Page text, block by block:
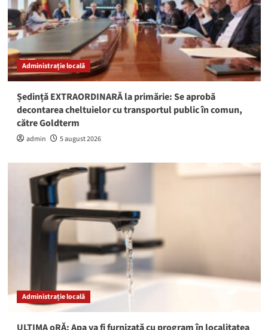
Administrație locală
Ședință EXTRAORDINARĂ la primărie: Se aprobă
decontarea cheltuielor cu transportul public în comun,
către Goldterm
admin 5 august 2026
Administrație locală